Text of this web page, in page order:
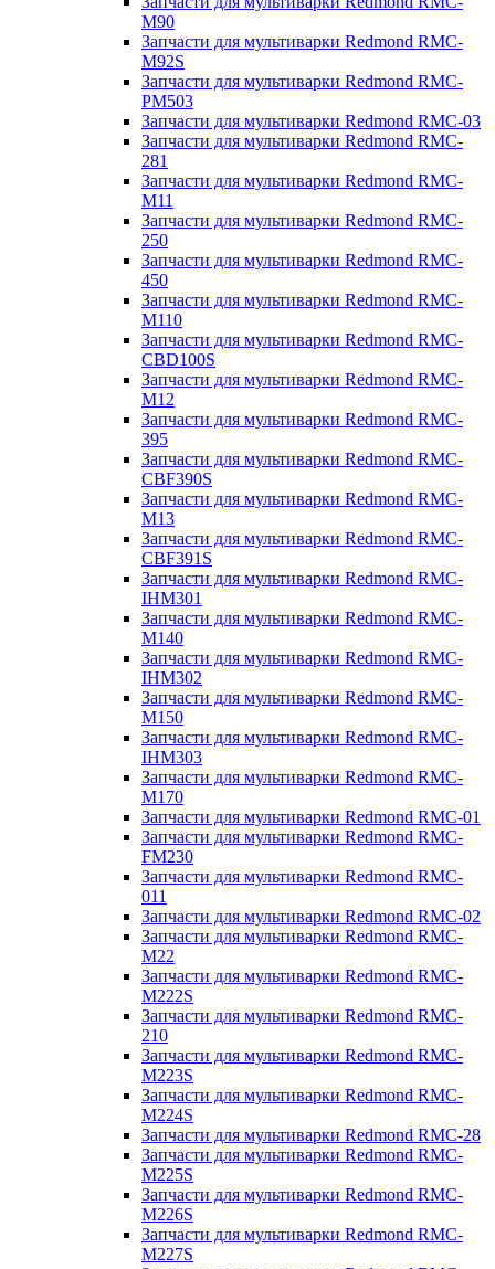
M90
Запчасти для мультиварки Redmond RMC-
M92S
Запчасти для мультиварки Redmond RMC-
PM503
Запчасти для мультиварки Redmond RMC-03
Запчасти для мультиварки Redmond RMC-
281
Запчасти для мультиварки Redmond RMC-
M11
Запчасти для мультиварки Redmond RMC-
250
Запчасти для мультиварки Redmond RMC-
450
Запчасти для мультиварки Redmond RMC-
M110
Запчасти для мультиварки Redmond RMC-
CBD100S
Запчасти для мультиварки Redmond RMC-
M12
Запчасти для мультиварки Redmond RMC-
395
Запчасти для мультиварки Redmond RMC-
CBF390S
Запчасти для мультиварки Redmond RMC-
M13
Запчасти для мультиварки Redmond RMC-
CBF391S
Запчасти для мультиварки Redmond RMC-
IHM301
Запчасти для мультиварки Redmond RMC-
M140
Запчасти для мультиварки Redmond RMC-
IHM302
Запчасти для мультиварки Redmond RMC-
M150
Запчасти для мультиварки Redmond RMC-
IHM303
Запчасти для мультиварки Redmond RMC-
M170
Запчасти для мультиварки Redmond RMC-01
Запчасти для мультиварки Redmond RMC-
FM230
Запчасти для мультиварки Redmond RMC-
011
Запчасти для мультиварки Redmond RMC-02
Запчасти для мультиварки Redmond RMC-
M22
Запчасти для мультиварки Redmond RMC-
M222S
Запчасти для мультиварки Redmond RMC-
210
Запчасти для мультиварки Redmond RMC-
M223S
Запчасти для мультиварки Redmond RMC-
M224S
Запчасти для мультиварки Redmond RMC-28
Запчасти для мультиварки Redmond RMC-
M225S
Запчасти для мультиварки Redmond RMC-
M226S
Запчасти для мультиварки Redmond RMC-
M227S